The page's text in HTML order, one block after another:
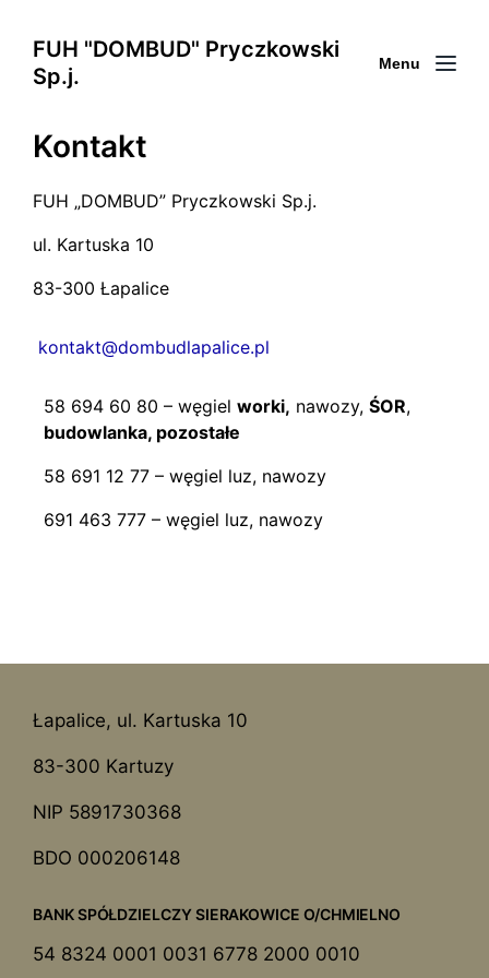
FUH "DOMBUD" Pryczkowski
Sp.j.
Menu
Kontakt
FUH „DOMBUD” Pryczkowski Sp.j.
ul. Kartuska 10
83-300 Łapalice
kontakt@dombudlapalice.pl
58 694 60 80 – węgiel worki, nawozy, ŚOR,
budowlanka, pozostałe
58 691 12 77 – węgiel luz, nawozy
691 463 777 – węgiel luz, nawozy
Łapalice, ul. Kartuska 10
83-300 Kartuzy
NIP 5891730368
BDO 000206148
BANK SPÓŁDZIELCZY SIERAKOWICE O/CHMIELNO
54 8324 0001 0031 6778 2000 0010